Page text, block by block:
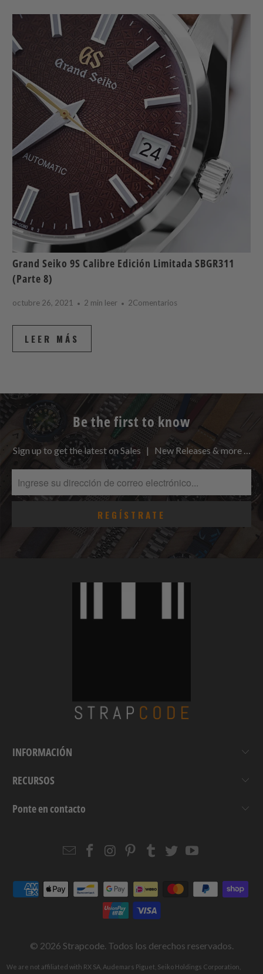
Grand Seiko 9S Calibre Edición Limitada SBGR311
(Parte 8)
octubre 26, 2021 2 min leer 2Comentarios
LEER MÁS
Be the first to know
Sign up to get the latest on Sales | New Releases & more …
INFORMACIÓN
RECURSOS
Ponte en contacto
EmailStrapcode
Facebook
Strapcode
Instagram
Strapcode
Pinterest
Strapcode
Tumblr
Strapcode
TwitterYouTube
© 2026 Strapcode. Todos los derechos reservados.
We are not affiliated with RX SA, Audemars Piguet, Seiko Holdings Corporation,